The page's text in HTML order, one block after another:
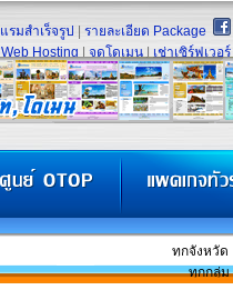
รมสำเร็จรูป
รายละเอียด Package
Web Hosting จดโดเมน เช่าเซิร์ฟเวอร์